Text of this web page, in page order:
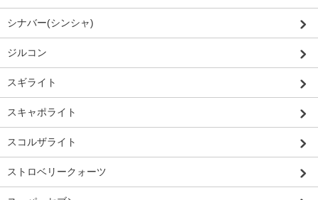
シナバー(シンシャ)
ジルコン
スギライト
スキャポライト
スコルザライト
ストロベリークォーツ